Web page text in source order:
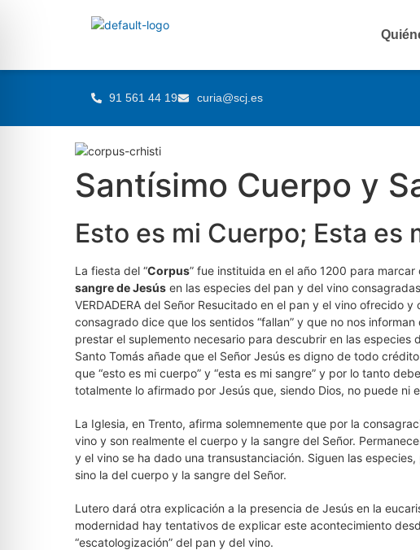
91 561 44 19 curia@scj.es
Santísimo Cuerpo y
Esto es mi Cuerpo; Esta es
La fiesta del “Corpus” fue instituida en el año 1200 para marcar
sangre de Jesús en las especies del pan y del vino
VERDADERA del Señor Resucitado en el pan y el vino ofrecido
consagrado dice que los sentidos “fallan” y que no nos
prestar el suplemento necesario para descubrir en las especies
Santo Tomás añade que el Señor Jesús es digno de todo
que “esto es mi cuerpo” y “esta es mi sangre” y por lo tanto
totalmente lo afirmado por Jesús que, siendo Dios, no puede ni
La Iglesia, en Trento, afirma solemnemente que por la
vino y son realmente el cuerpo y la sangre del Señor.
y el vino se ha dado una transustanciación. Siguen las
sino la del cuerpo y la sangre del Señor.
Lutero dará otra explicación a la presencia de Jesús en la
modernidad hay tentativos de explicar este acontecimiento
“escatologización” del pan y del vino.